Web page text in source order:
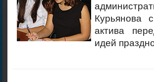
Курьянова
актива
идей